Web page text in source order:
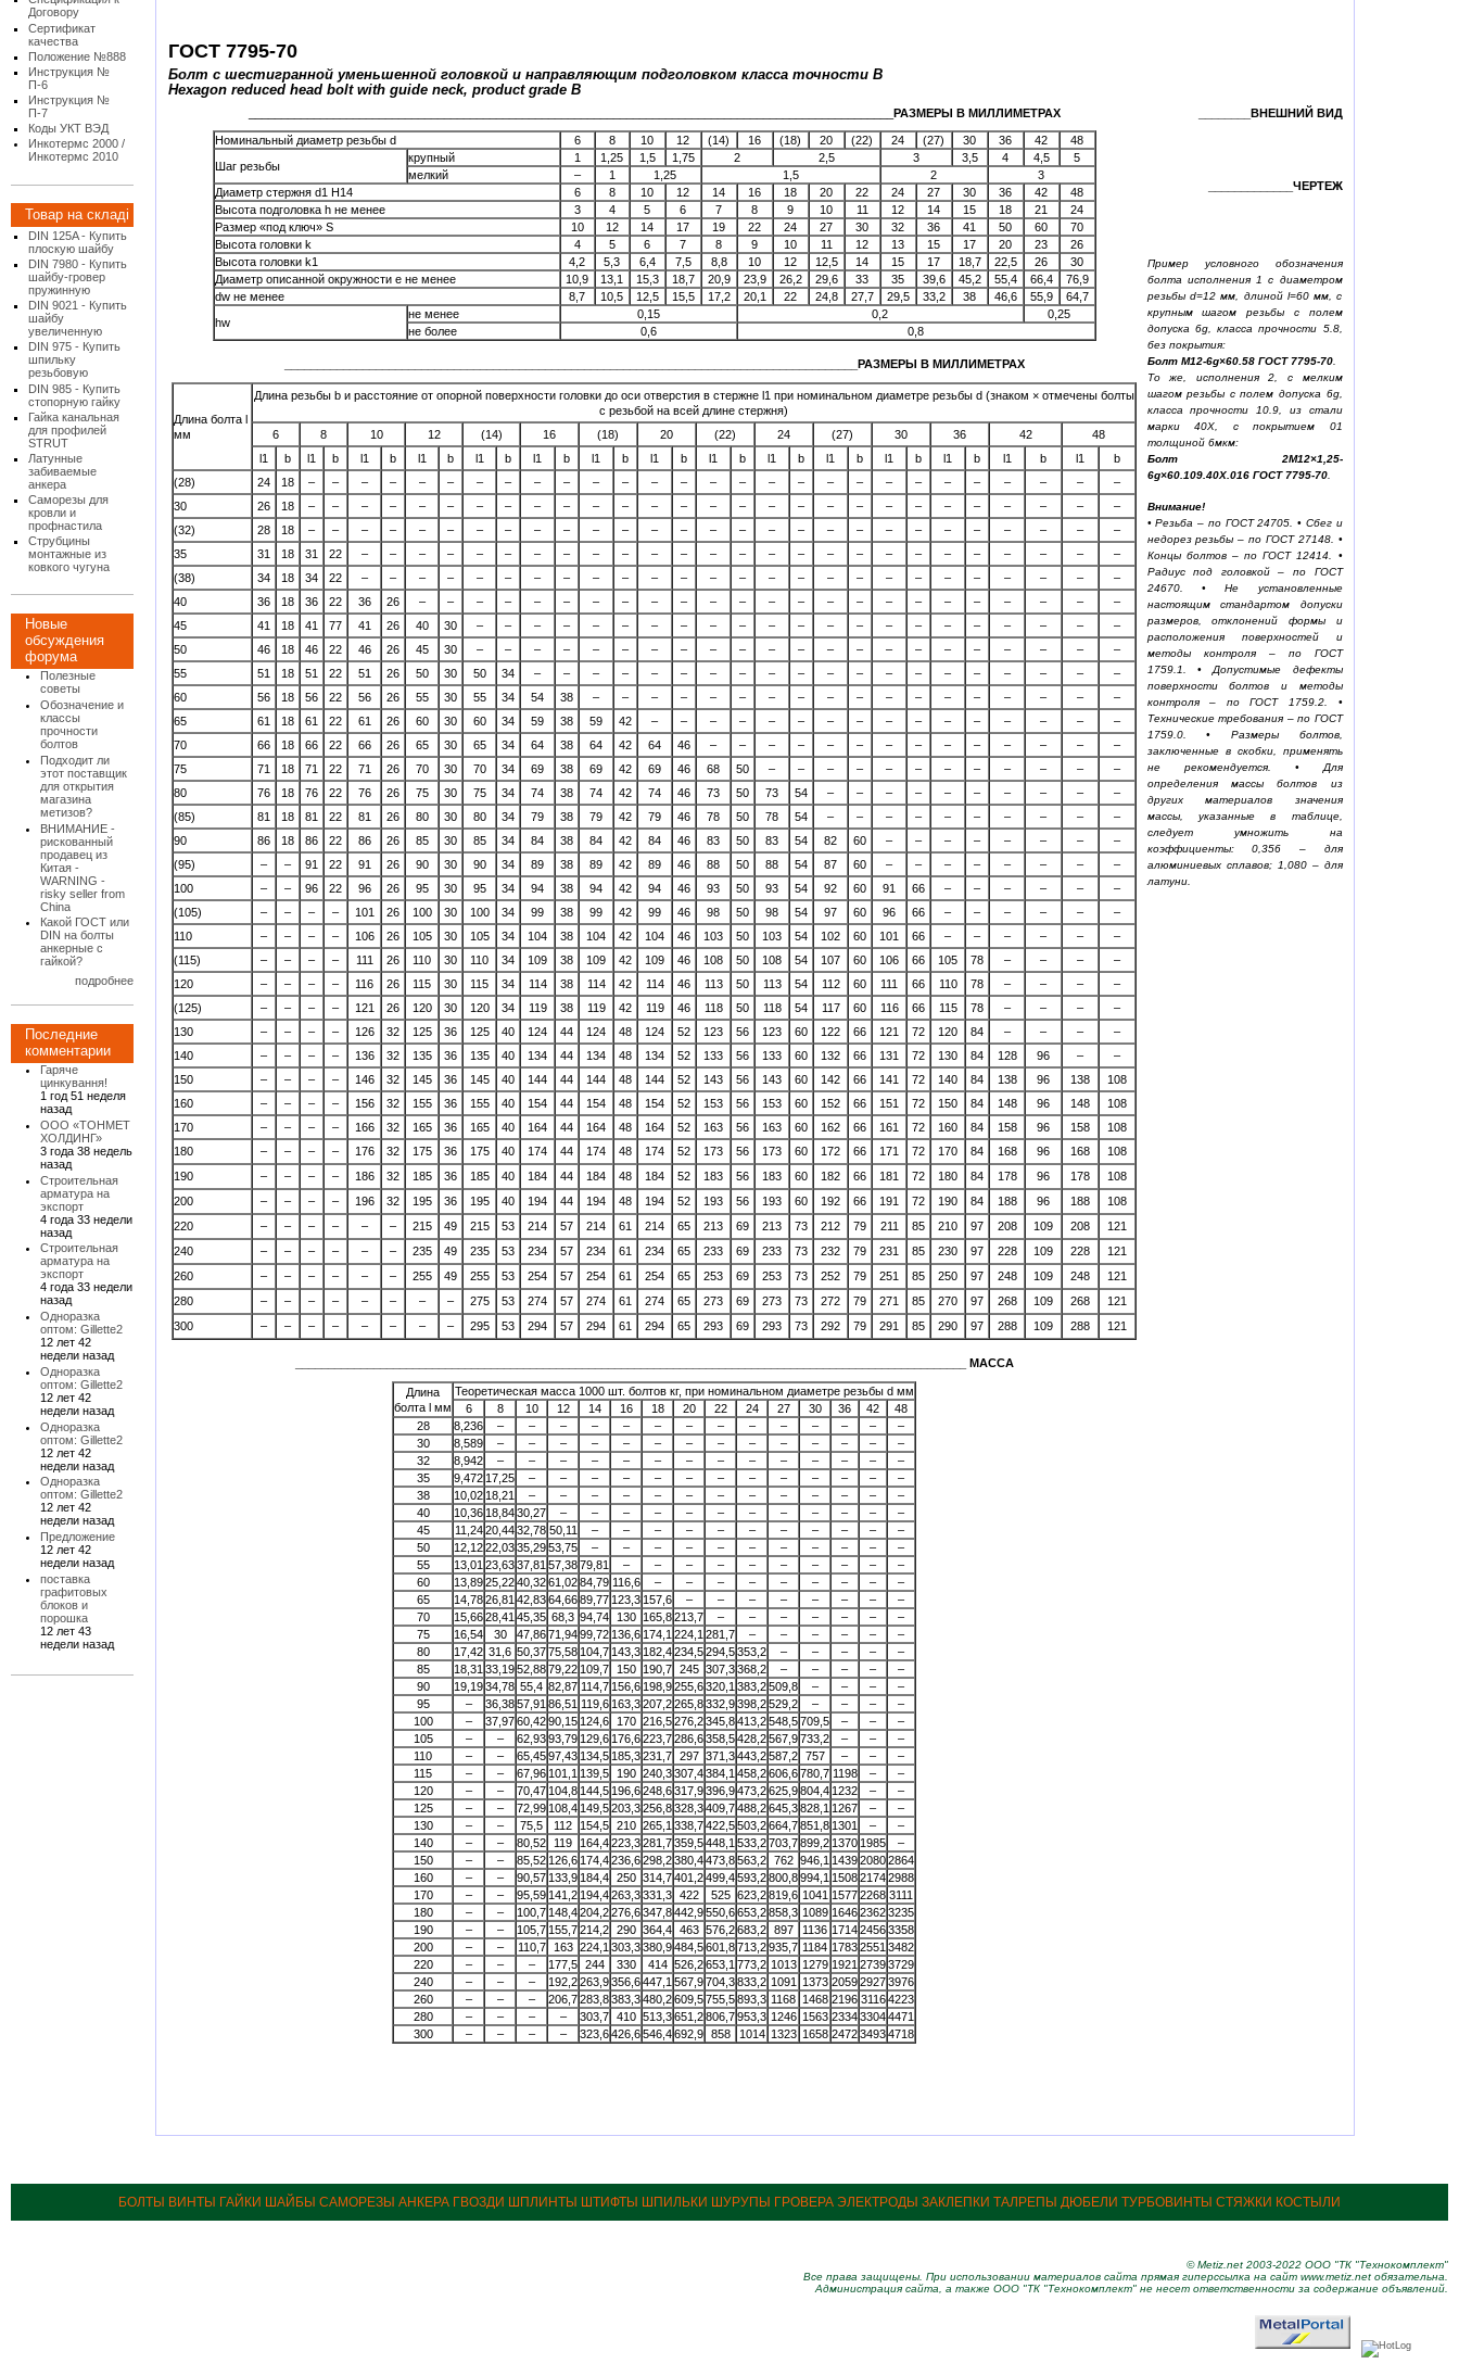
Договору
Сертификат
качества
Положение №888
Инструкция №
П-6
Инструкция №
П-7
Коды УКТ ВЭД
Инкотермс 2000 /
Инкотермс 2010
Товар на складі
DIN 125A - Купить
плоскую шайбу
DIN 7980 - Купить
шайбу-гровер
пружинную
DIN 9021 - Купить
шайбу
увеличенную
DIN 975 - Купить
шпильку
резьбовую
DIN 985 - Купить
стопорную гайку
Гайка канальная
для профилей
STRUT
Латунные
забиваемые
анкера
Саморезы для
кровли и
профнастила
Струбцины
монтажные из
ковкого чугуна
Новые
обсуждения
форума
Полезные
советы
Обозначение и
классы
прочности
болтов
Подходит ли
этот поставщик
для открытия
магазина
метизов?
ВНИМАНИЕ -
рискованный
продавец из
Китая -
WARNING -
risky seller from
China
Какой ГОСТ или
DIN на болты
анкерные с
гайкой?
подробнее
Последние
комментарии
Гаряче
цинкування!
1 год 51 неделя
назад
ООО «ТОНМЕТ
ХОЛДИНГ»
3 года 38 недель
назад
Строительная
арматура на
экспорт
4 года 33 недели
назад
Строительная
арматура на
экспорт
4 года 33 недели
назад
Одноразка
оптом: Gillette2
12 лет 42
недели назад
Одноразка
оптом: Gillette2
12 лет 42
недели назад
Одноразка
оптом: Gillette2
12 лет 42
недели назад
Одноразка
оптом: Gillette2
12 лет 42
недели назад
Предложение
12 лет 42
недели назад
поставка
графитовых
блоков и
порошка
12 лет 43
недели назад
ГОСТ 7795-70
Болт с шестигранной уменьшенной головкой и направляющим подголовком класса точности B
Hexagon reduced head bolt with guide neck, product grade B
РАЗМЕРЫ В МИЛЛИМЕТРАХ
Номинальный диаметр резьбы d 6 8 10 12 (14) 16 (18) 20 (22) 24 (27) 30 36 42
48
Шаг резьбы
крупный 1 1,25 1,5 1,75 2 2,5 3 3,5 4 4,5
5
мелкий
– 1 1,25 1,5 2
3
Диаметр стержня d1 H14
6 8 10 12 14 16 18 20 22 24 27 30 36 42
48
Высота подголовка h не менее
3 4 5 6 7 8 9 10 11 12 14 15 18 21
24
Размер «под ключ» S
10 12 14 17 19 22 24 27 30 32 36 41 50 60
70
Высота головки k
4 5 6 7 8 9 10 11 12 13 15 17 20 23
26
Высота головки k1
4,2 5,3 6,4 7,5 8,8 10 12 12,5 14 15 17 18,7 22,5 26
30
Диаметр описанной окружности е не менее
10,9 13,1 15,3 18,7 20,9 23,9 26,2 29,6 33 35 39,6 45,2 55,4 66,4
76,9
dw не менее
8,7 10,5 12,5 15,5 17,2 20,1 22 24,8 27,7 29,5 33,2 38 46,6 55,9
64,7
hw
не менее 0,15 0,2
0,25
не более
0,6 0,8
________________________________________________________________________________________РАЗМЕРЫ В МИЛЛИМЕТРАХ
Длина болта l
мм
Длина резьбы b и расстояние от опорной поверхности головки до оси отверстия в стержне l1 при номинальном диаметре резьбы d (знаком × отмечены болты
с резьбой на всей длине стержня)
6
8 10 12 (14) 16 (18) 20 (22) 24 (27) 30 36 42
48
l1
b l1 b l1 b l1 b l1 b l1 b l1 b l1 b l1 b l1 b l1 b l1 b l1 b l1 b l1
b
(28)
24 18 – – – – – – – – – – – – – – – – – – – – – – – – – – –
–
30
26 18 – – – – – – – – – – – – – – – – – – – – – – – – – – –
–
(32)
28 18 – – – – – – – – – – – – – – – – – – – – – – – – – – –
–
35
31 18 31 22 – – – – – – – – – – – – – – – – – – – – – – – – –
–
(38)
34 18 34 22 – – – – – – – – – – – – – – – – – – – – – – – – –
–
40
36 18 36 22 36 26 – – – – – – – – – – – – – – – – – – – – – – –
–
45
41 18 41 77 41 26 40 30 – – – – – – – – – – – – – – – – – – – – –
–
50
46 18 46 22 46 26 45 30 – – – – – – – – – – – – – – – – – – – – –
–
55
51 18 51 22 51 26 50 30 50 34 – – – – – – – – – – – – – – – – – – –
–
60
56 18 56 22 56 26 55 30 55 34 54 38 – – – – – – – – – – – – – – – – –
–
65
61 18 61 22 61 26 60 30 60 34 59 38 59 42 – – – – – – – – – – – – – – –
–
70
66 18 66 22 66 26 65 30 65 34 64 38 64 42 64 46 – – – – – – – – – – – – –
–
75
71 18 71 22 71 26 70 30 70 34 69 38 69 42 69 46 68 50 – – – – – – – – – – –
–
80
76 18 76 22 76 26 75 30 75 34 74 38 74 42 74 46 73 50 73 54 – – – – – – – – –
–
(85)
81 18 81 22 81 26 80 30 80 34 79 38 79 42 79 46 78 50 78 54 – – – – – – – – –
–
90
86 18 86 22 86 26 85 30 85 34 84 38 84 42 84 46 83 50 83 54 82 60 – – – – – – –
–
(95)
– – 91 22 91 26 90 30 90 34 89 38 89 42 89 46 88 50 88 54 87 60 – – – – – – –
–
100
– – 96 22 96 26 95 30 95 34 94 38 94 42 94 46 93 50 93 54 92 60 91 66 – – – – –
–
(105)
– – – – 101 26 100 30 100 34 99 38 99 42 99 46 98 50 98 54 97 60 96 66 – – – – –
–
110
– – – – 106 26 105 30 105 34 104 38 104 42 104 46 103 50 103 54 102 60 101 66 – – – – –
–
(115)
– – – – 111 26 110 30 110 34 109 38 109 42 109 46 108 50 108 54 107 60 106 66 105 78 – – –
–
120
– – – – 116 26 115 30 115 34 114 38 114 42 114 46 113 50 113 54 112 60 111 66 110 78 – – –
–
(125)
– – – – 121 26 120 30 120 34 119 38 119 42 119 46 118 50 118 54 117 60 116 66 115 78 – – –
–
130
– – – – 126 32 125 36 125 40 124 44 124 48 124 52 123 56 123 60 122 66 121 72 120 84 – – –
–
140
– – – – 136 32 135 36 135 40 134 44 134 48 134 52 133 56 133 60 132 66 131 72 130 84 128 96 –
–
150
– – – – 146 32 145 36 145 40 144 44 144 48 144 52 143 56 143 60 142 66 141 72 140 84 138 96 138
108
160
– – – – 156 32 155 36 155 40 154 44 154 48 154 52 153 56 153 60 152 66 151 72 150 84 148 96 148
108
170
– – – – 166 32 165 36 165 40 164 44 164 48 164 52 163 56 163 60 162 66 161 72 160 84 158 96 158
108
180
– – – – 176 32 175 36 175 40 174 44 174 48 174 52 173 56 173 60 172 66 171 72 170 84 168 96 168
108
190
– – – – 186 32 185 36 185 40 184 44 184 48 184 52 183 56 183 60 182 66 181 72 180 84 178 96 178
108
200
– – – – 196 32 195 36 195 40 194 44 194 48 194 52 193 56 193 60 192 66 191 72 190 84 188 96 188
108
220
– – – – – – 215 49 215 53 214 57 214 61 214 65 213 69 213 73 212 79 211 85 210 97 208 109 208
121
240
– – – – – – 235 49 235 53 234 57 234 61 234 65 233 69 233 73 232 79 231 85 230 97 228 109 228
121
260
– – – – – – 255 49 255 53 254 57 254 61 254 65 253 69 253 73 252 79 251 85 250 97 248 109 248
121
280
– – – – – – – – 275 53 274 57 274 61 274 65 273 69 273 73 272 79 271 85 270 97 268 109 268
121
300
– – – – – – – – 295 53 294 57 294 61 294 65 293 69 293 73 292 79 291 85 290 97 288 109 288 121
_______________________________________________________________________________________________________ МАССА
Длина
болта l мм
Теоретическая масса 1000 шт. болтов кг, при номинальном диаметре резьбы d мм
6
8 10 12 14 16 18 20 22 24 27 30 36 42
48
28
8,236 – – – – – – – – – – – – –
–
30
8,589 – – – – – – – – – – – – –
–
32
8,942 – – – – – – – – – – – – –
–
35
9,472 17,25 – – – – – – – – – – – –
–
38
10,02 18,21 – – – – – – – – – – – –
–
40
10,36 18,8430,27 – – – – – – – – – – –
–
45
11,24 20,4432,78 50,11 – – – – – – – – – –
–
50
12,1222,0335,2953,75 – – – – – – – – – –
–
55
13,01 23,6337,81 57,3879,81 – – – – – – – – –
–
60
13,8925,2240,3261,0284,79 116,6 – – – – – – – –
–
65
14,7826,81 42,8364,6689,77 123,3 157,6 – – – – – – –
–
70
15,6628,41 45,35 68,3 94,74 130 165,8213,7 – – – – – –
–
75
16,54 30 47,8671,9499,72 136,6 174,1 224,1 281,7 – – – – –
–
80
17,42 31,6 50,3775,58 104,7 143,3 182,4234,5294,5353,2 – – – –
–
85
18,31 33,1952,8879,22 109,7 150 190,7 245 307,3368,2 – – – –
–
90
19,1934,78 55,4 82,87 114,7 156,6 198,9255,6320,1 383,2509,8 – – –
–
95
– 36,3857,91 86,51 119,6 163,3207,2265,8332,9398,2529,2 – – –
–
100
– 37,9760,4290,15 124,6 170 216,5276,2345,8413,2548,5709,5 – –
–
105
– – 62,9393,79 129,6 176,6223,7286,6358,5428,2567,9733,2 – –
–
110
– – 65,4597,43 134,5 185,3231,7 297 371,3443,2587,2 757 – –
–
115
– – 67,96 101,1 139,5 190 240,3307,4384,1 458,2606,6780,7 1198 –
–
120
– – 70,47 104,8 144,5 196,6248,6317,9396,9473,2625,9804,4 1232 –
–
125
– – 72,99 108,4 149,5203,3256,8328,3409,7488,2645,3828,1 1267 –
–
130
– – 75,5 112 154,5 210 265,1 338,7422,5503,2664,7851,8 1301 –
–
140
– – 80,52 119 164,4223,3281,7359,5448,1 533,2703,7899,2 1370 1985
–
150
– – 85,52 126,6 174,4236,6298,2380,4473,8563,2 762 946,1 143920802864
160
– – 90,57 133,9 184,4 250 314,7401,2499,4593,2800,8994,1 150821742988
170
– – 95,59 141,2 194,4263,3331,3 422 525 623,2819,6 1041 15772268 3111
180
– – 100,7 148,4204,2276,6347,8442,9550,6653,2858,3 1089 164623623235
190
– – 105,7 155,7214,2 290 364,4 463 576,2683,2 897 1136 171424563358
200
– – 110,7 163 224,1 303,3380,9484,5601,8713,2935,7 1184 17832551 3482
220
– – – 177,5 244 330 414 526,2653,1 773,2 1013 1279 1921 27393729
240
– – – 192,2263,9356,6447,1 567,9704,3833,2 1091 1373 205929273976
260
– – – 206,7283,8383,3480,2609,5755,5893,3 1168 1468 2196 3116 4223
280
– – – – 303,7 410 513,3651,2806,7953,3 1246 1563 233433044471
300
– – – – 323,6426,6546,4692,9 858 1014 1323 1658 247234934718
________ВНЕШНИЙ ВИД
_____________ЧЕРТЕЖ
Пример условного обозначения
болта исполнения 1 с диаметром
резьбы d=12 мм, длиной l=60 мм, с
крупным шагом резьбы с полем
допуска 6g, класса прочности 5.8,
без покрытия:
Болт М12-6g×60.58 ГОСТ 7795-70.
То же, исполнения 2, с мелким
шагом резьбы с полем допуска 6g,
класса прочности 10.9, из стали
марки 40Х, с покрытием 01
толщиной 6мкм:
Болт 2М12×1,25-
6g×60.109.40Х.016 ГОСТ 7795-70.
Внимание!
• Резьба – по ГОСТ 24705. • Сбег и
недорез резьбы – по ГОСТ 27148. •
Концы болтов – по ГОСТ 12414. •
Радиус под головкой – по ГОСТ
24670. • Не установленные
настоящим стандартом допуски
размеров, отклонений формы и
расположения поверхностей и
методы контроля – по ГОСТ
1759.1. • Допустимые дефекты
поверхности болтов и методы
контроля – по ГОСТ 1759.2. •
Технические требования – по ГОСТ
1759.0. • Размеры болтов,
заключенные в скобки, применять
не рекомендуется. • Для
определения массы болтов из
других материалов значения
массы, указанные в таблице,
следует умножить на
коэффициенты: 0,356 – для
алюминиевых сплавов; 1,080 – для
латуни.
БОЛТЫ ВИНТЫ ГАЙКИ ШАЙБЫ САМОРЕЗЫ АНКЕРА ГВОЗДИ ШПЛИНТЫ ШТИФТЫ ШПИЛЬКИ ШУРУПЫ ГРОВЕРА ЭЛЕКТРОДЫ ЗАКЛЕПКИ ТАЛРЕПЫ ДЮБЕЛИ ТУРБОВИНТЫ СТЯЖКИ КОСТЫЛИ
© Metiz.net 2003-2022 ООО "ТК "Технокомплект"
Все права защищены. При использовании материалов сайта прямая гиперссылка на сайт www.metiz.net обязательна.
Администрация сайта, а также ООО "ТК "Технокомплект" не несет ответственности за содержание объявлений.